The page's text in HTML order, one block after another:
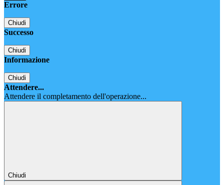
Errore
Chiudi
Successo
Chiudi
Informazione
Chiudi
Attendere...
Attendere il completamento dell'operazione...
Chiudi